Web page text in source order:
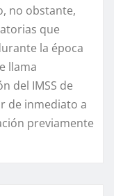
no obstante,
que
la época
llama
del IMSS de
de inmediato a
previamente